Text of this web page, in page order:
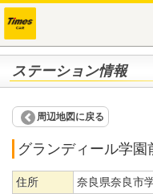
ステーション情報
周辺地図に戻る
グランディール学園
住所 奈良県奈良市